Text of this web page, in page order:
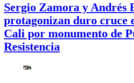
Sergio Zamora y Andrés
protagonizan duro cruce
Cali por monumento de
Resistencia